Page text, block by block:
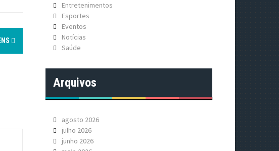
Entretenimentos
Esportes
Eventos
Notícias
Saúde
Arquivos
agosto 2026
julho 2026
junho 2026